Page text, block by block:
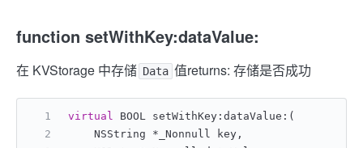
function setWithKey:dataValue:
在 KVStorage 中存储 Data 值returns: 存储是否成功
virtual BOOL setWithKey:dataValue:(
    NSString *_Nonnull key,